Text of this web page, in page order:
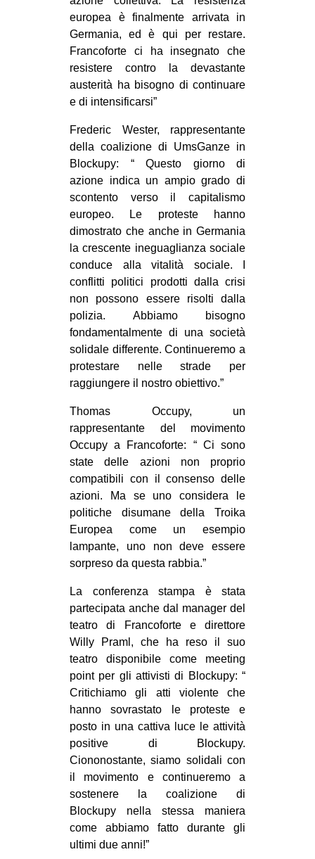
europea è finalmente arrivata in
Germania, ed è qui per restare.
Francoforte ci ha insegnato che
resistere contro la devastante
austerità ha bisogno di continuare
e di intensificarsi”
Frederic Wester, rappresentante
della coalizione di UmsGanze in
Blockupy: “ Questo giorno di
azione indica un ampio grado di
scontento verso il capitalismo
europeo. Le proteste hanno
dimostrato che anche in Germania
la crescente ineguaglianza sociale
conduce alla vitalità sociale. I
conflitti politici prodotti dalla crisi
non possono essere risolti dalla
polizia. Abbiamo bisogno
fondamentalmente di una società
solidale differente. Continueremo a
protestare nelle strade per
raggiungere il nostro obiettivo.”
Thomas Occupy, un
rappresentante del movimento
Occupy a Francoforte: “ Ci sono
state delle azioni non proprio
compatibili con il consenso delle
azioni. Ma se uno considera le
politiche disumane della Troika
Europea come un esempio
lampante, uno non deve essere
sorpreso da questa rabbia.”
La conferenza stampa è stata
partecipata anche dal manager del
teatro di Francoforte e direttore
Willy Praml, che ha reso il suo
teatro disponibile come meeting
point per gli attivisti di Blockupy: “
Critichiamo gli atti violente che
hanno sovrastato le proteste e
posto in una cattiva luce le attività
positive di Blockupy.
Ciononostante, siamo solidali con
il movimento e continueremo a
sostenere la coalizione di
Blockupy nella stessa maniera
come abbiamo fatto durante gli
ultimi due anni!”